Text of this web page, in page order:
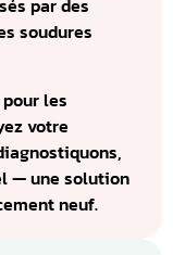
par des
soudures
les
votre
— une solution
neuf.